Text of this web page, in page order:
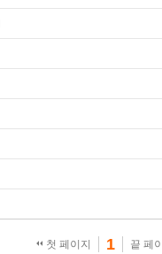
첫 페이지 1 끝 페